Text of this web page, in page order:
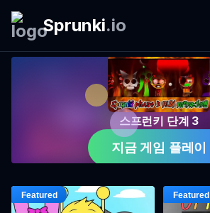
Sprunki.io
스프런키 단계 3
지금 게임 플레이